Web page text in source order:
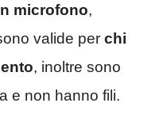
microfono,
valide per chi
, inoltre sono
e non hanno fili.